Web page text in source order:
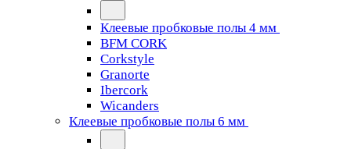
Клеевые пробковые полы 4 мм
BFM CORK
Corkstyle
Granorte
Ibercork
Wicanders
Клеевые пробковые полы 6 мм